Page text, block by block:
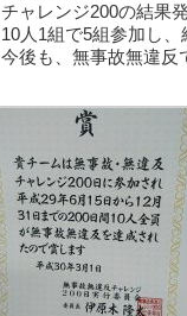
チャレンジ200の結果
10人1組で5組参加し
今後も、無事故無違反